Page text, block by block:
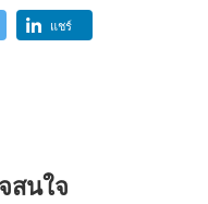
แชร์
สนใจ